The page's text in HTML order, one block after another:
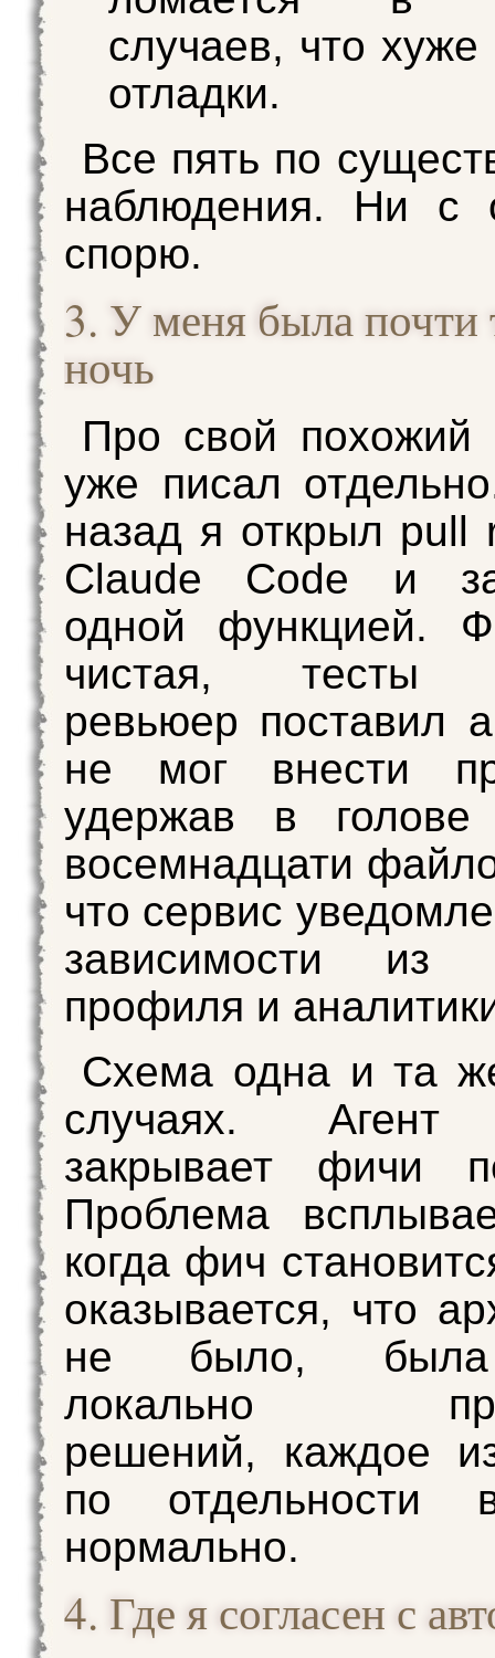
случаев, что хуже
отладки.
Все пять по
наблюдения. Ни с
спорю.
3. У меня была почти
ночь
Про свой
уже писал
назад я открыл pull
Claude Code и
одной функцией.
чистая, тесты
ревьюер поставил
не мог внести
удержав в
восемнадцати
что сервис
зависимости из
профиля и
Схема одна и та
случаях. Агент
закрывает фичи
Проблема
когда фич
оказывается, что
не было,
локально
решений, каждое
по отдельности
нормально.
4. Где я согласен с